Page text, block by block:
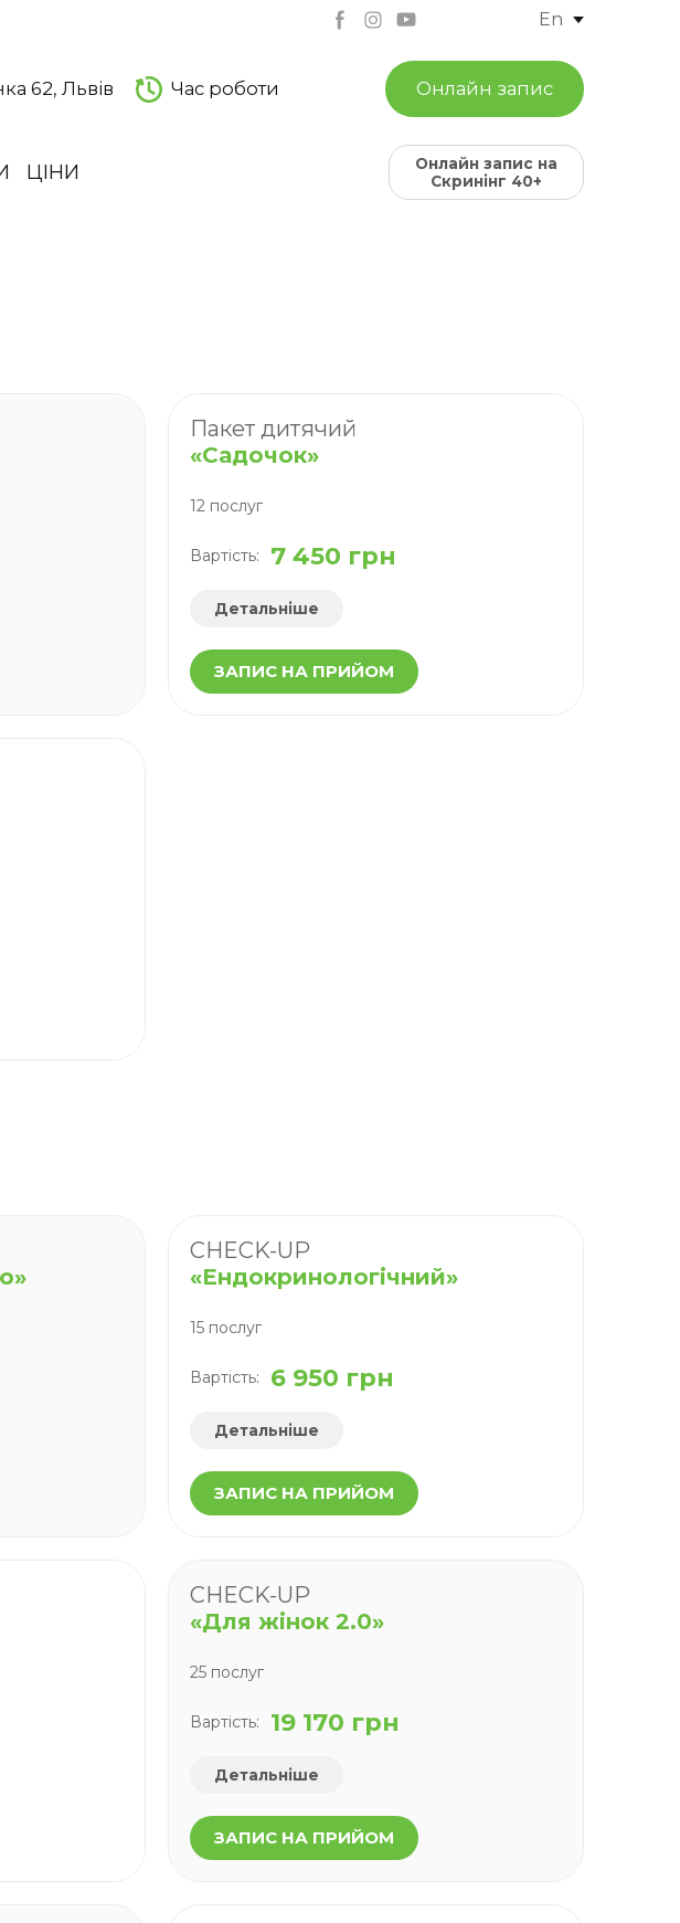
En
62, Львів Час роботи Онлайн запис
ЦІНИ
Онлайн запис на
Скринінг 40+
Пакет дитячий
«Садочок»
12 послуг
Вартість: 7 450 грн
Детальніше
ЗАПИС НА ПРИЙОМ
CHECK-UP
«Ендокринологічний»
15 послуг
Вартість: 6 950 грн
Детальніше
ЗАПИС НА ПРИЙОМ
CHECK-UP
«Для жінок 2.0»
25 послуг
Вартість: 19 170 грн
Детальніше
ЗАПИС НА ПРИЙОМ